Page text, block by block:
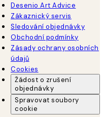
Desenio Art Advice
Zákaznický servis
Sledování objednávky
Obchodní podmínky
Zásady ochrany osobních
údajů
Cookies
Žádost o zrušení
objednávky
Spravovat soubory
cookie